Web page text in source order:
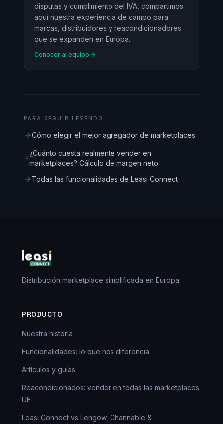
disputas y cumplimiento del IVA, compartimos
aquí nuestra experiencia de campo para
marcas, distribuidores y reacondicionadores
que se expanden en Europa.
Conocer al equipo
PARA SEGUIR LEYENDO
Cómo elegir el mejor agregador de marketplaces
¿Cuánto cuesta realmente vender en
marketplaces? Cálculo de margen neto
Todas las funcionalidades de Leasi Connect
Distribución marketplace simplificada en Europa
PRODUCTO
Nuestra historia
Funcionalidades: lo que nos diferencia
Artículos y guías
Reacondicionados: vender en todas las marketplaces
UE
Leasi Connect vs Lengow, Channable &